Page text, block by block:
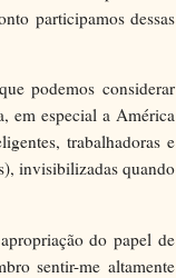
participamos dessas
podemos considerar
em especial a América
trabalhadoras e
invisibilizadas quando
do papel de
sentir-me altamente